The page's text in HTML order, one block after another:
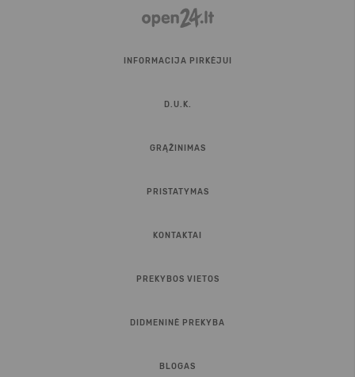
INFORMACIJA PIRKĖJUI
D.U.K.
GRĄŽINIMAS
PRISTATYMAS
KONTAKTAI
PREKYBOS VIETOS
DIDMENINĖ PREKYBA
BLOGAS